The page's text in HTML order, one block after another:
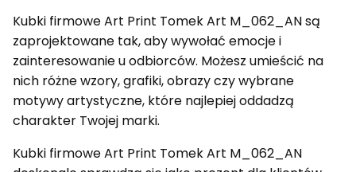
Kubki firmowe Art Print Tomek Art M_062_AN są
zaprojektowane tak, aby wywołać emocje i
zainteresowanie u odbiorców. Możesz umieścić na
nich różne wzory, grafiki, obrazy czy wybrane
motywy artystyczne, które najlepiej oddadzą
charakter Twojej marki.
Kubki firmowe Art Print Tomek Art M_062_AN